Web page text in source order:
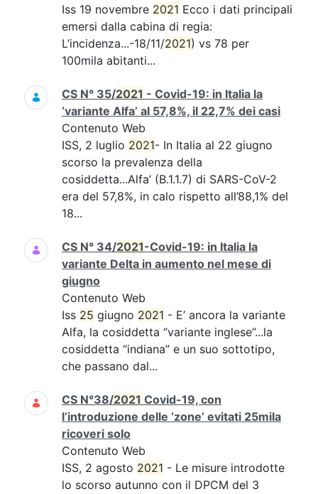
Iss 19 novembre 2021 Ecco i dati principali
emersi dalla cabina di regia:
L’incidenza...-18/11/2021) vs 78 per
100mila abitanti...
CS N° 35/2021 - Covid-19: in Italia la
‘variante Alfa’ al 57,8%, il 22,7% dei casi
Contenuto Web
ISS, 2 luglio 2021- In Italia al 22 giugno
scorso la prevalenza della
cosiddetta...Alfa’ (B.1.1.7) di SARS-CoV-2
era del 57,8%, in calo rispetto all’88,1% del
18...
CS N° 34/2021-Covid-19: in Italia la
variante Delta in aumento nel mese di
giugno
Contenuto Web
Iss 25 giugno 2021 - E’ ancora la variante
Alfa, la cosiddetta “variante inglese”...la
cosiddetta “indiana” e un suo sottotipo,
che passano dal...
CS N°38/2021 Covid-19, con
l’introduzione delle ‘zone’ evitati 25mila
ricoveri solo
Contenuto Web
ISS, 2 agosto 2021 - Le misure introdotte
lo scorso autunno con il DPCM del 3